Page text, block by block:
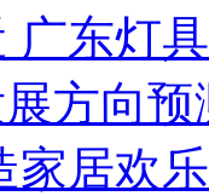
广东灯
方向预
家居欢